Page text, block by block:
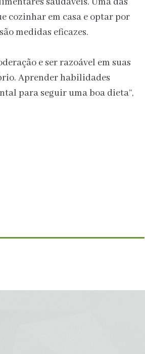
cozinhar em casa e optar por
medidas eficazes.
e ser razoável em suas
Aprender habilidades
para seguir uma boa dieta”,